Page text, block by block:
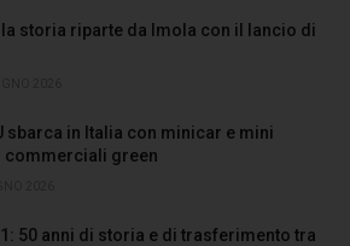
la storia riparte da Imola con il lancio di
sbarca in Italia con minicar e mini
commerciali green
50 anni di storia e di trasferimento tra